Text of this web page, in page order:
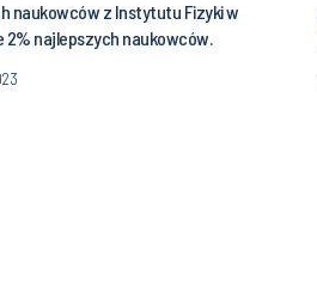
naukowców z Instytutu Fizyki w
2% najlepszych naukowców.